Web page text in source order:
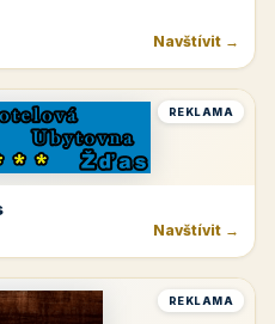
Navštívit →
REKLAMA
Navštívit →
REKLAMA